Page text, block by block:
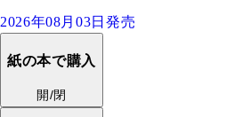
2026年08月03日発売
紙の本で購入
開/閉